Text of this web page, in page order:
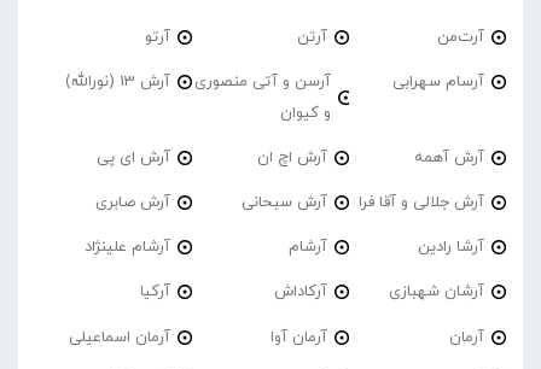
آرت‌من آرتن آرتو
آرسام سهرابی
آرسن و آتی منصوری
و کیوان
آرش 13 (نورالله)
آرش آهمه آرش اچ ان آرش ای پی
آرش جلالی و آقا فرا آرش سبحانی آرش صابری
آرشا رادین آرشام آرشام علینژاد
آرشان شهبازی آرکاداش آرکیا
آرمان آرمان آوا آرمان اسماعیلی